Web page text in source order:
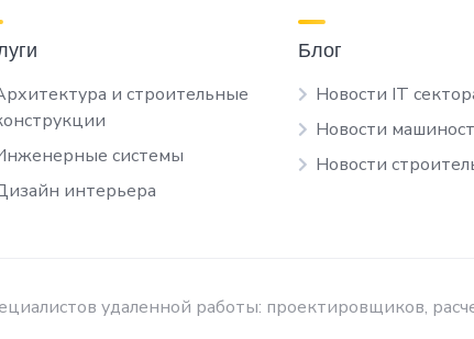
и строительные
системы
интерьера
Блог
Новости IT
Новости
Новости
удаленной работы: проектировщиков,